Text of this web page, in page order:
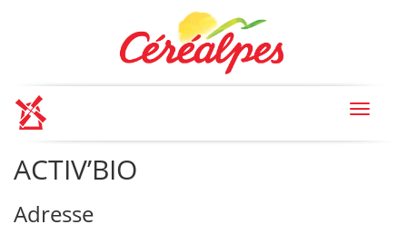
Toggle
ACTIV’BIO
Adresse